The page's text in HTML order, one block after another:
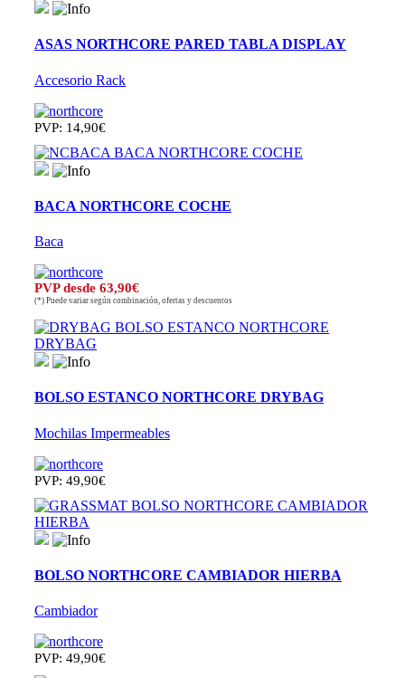
ASAS NORTHCORE PARED TABLA DISPLAY
Accesorio Rack
PVP: 14,90€
BACA NORTHCORE COCHE
Baca
PVP desde 63,90€
(*) Puede variar según combinación, ofertas y descuentos
BOLSO ESTANCO NORTHCORE DRYBAG
Mochilas Impermeables
PVP: 49,90€
BOLSO NORTHCORE CAMBIADOR HIERBA
Cambiador
PVP: 49,90€